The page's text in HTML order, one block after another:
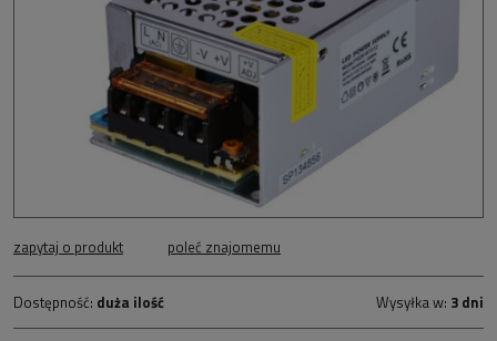
zapytaj o produkt poleć znajomemu
Dostępność: duża ilość Wysyłka w: 3 dni